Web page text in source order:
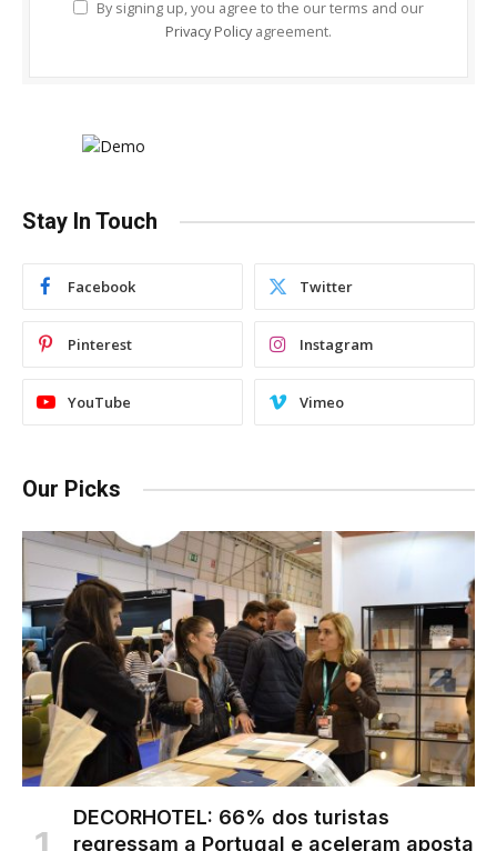
By signing up, you agree to the our terms and our
Privacy Policy agreement.
Stay In Touch
Facebook Twitter
Pinterest Instagram
YouTube Vimeo
Our Picks
DECORHOTEL: 66% dos turistas
regressam a Portugal e aceleram aposta